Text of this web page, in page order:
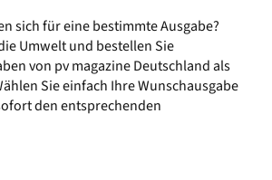
sich für eine bestimmte Ausgabe?
Umwelt und bestellen Sie
von pv magazine Deutschland als
Sie einfach Ihre Wunschausgabe
den entsprechenden